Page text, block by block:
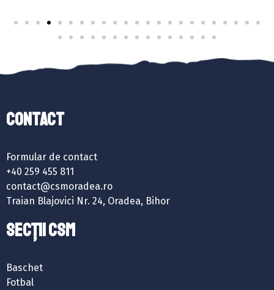
Contact
Formular de contact
+40 259 455 811
contact@csmoradea.ro
Traian Blajovici Nr. 24, Oradea, Bihor
SECȚII CSM
Baschet
Fotbal